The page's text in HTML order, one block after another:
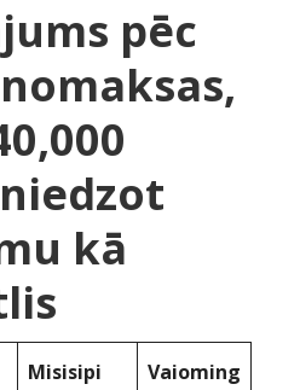
pēc
kā
Misisipi Vaioming